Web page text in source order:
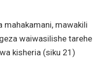
mahakamani, mawakili
waiwasilishe tarehe
kisheria (siku 21)